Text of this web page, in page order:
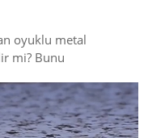
oyuklu metal
mi? Bunu
(K-değeri)